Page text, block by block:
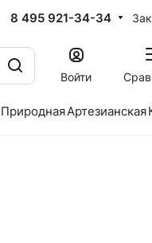
8 495 921-34-34
Войти
ПрироднаяАртезианская